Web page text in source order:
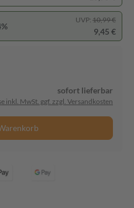
UVP: 10,99 €
9,45 €
sofort lieferbar
inkl. MwSt. ggf. zzgl. Versandkosten